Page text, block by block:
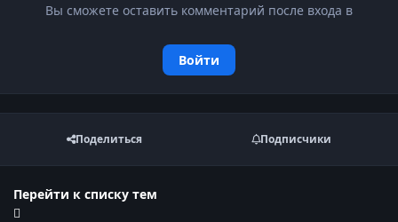
Вы сможете оставить комментарий после входа в
Войти
Поделиться Подписчики
Перейти к списку тем